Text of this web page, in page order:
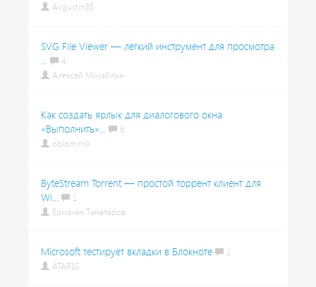
Avgustin85
SVG File Viewer — лёгкий инструмент для просмотра
...
4
Алексей Михайлин
Как создать ярлык для диалогового окна
«Выполнить»...
6
oblominsk
ByteStream Torrent — простой торрент клиент для
Wi...
1
Ермахан Танатаров
Microsoft тестирует вкладки в Блокноте
1
ATARIG